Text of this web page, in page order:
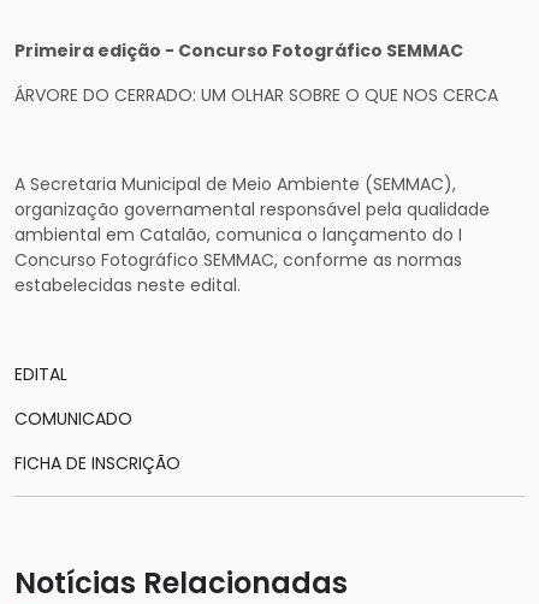
Primeira edição - Concurso Fotográfico SEMMAC
ÁRVORE DO CERRADO: UM OLHAR SOBRE O QUE NOS CERCA
A Secretaria Municipal de Meio Ambiente (SEMMAC),
organização governamental responsável pela qualidade
ambiental em Catalão, comunica o lançamento do I
Concurso Fotográfico SEMMAC, conforme as normas
estabelecidas neste edital.
EDITAL
COMUNICADO
FICHA DE INSCRIÇÃO
Notícias Relacionadas